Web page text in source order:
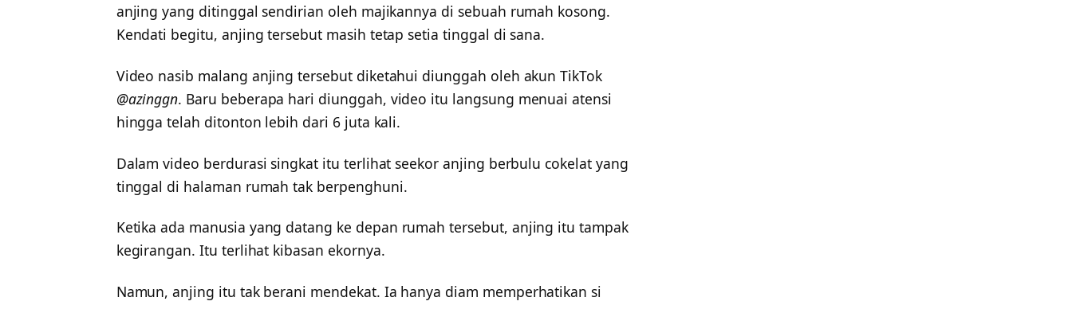
anjing yang ditinggal sendirian oleh majikannya di sebuah rumah kosong.
Kendati begitu, anjing tersebut masih tetap setia tinggal di sana.
Video nasib malang anjing tersebut diketahui diunggah oleh akun TikTok
@azinggn. Baru beberapa hari diunggah, video itu langsung menuai atensi
hingga telah ditonton lebih dari 6 juta kali.
Dalam video berdurasi singkat itu terlihat seekor anjing berbulu cokelat yang
tinggal di halaman rumah tak berpenghuni.
Ketika ada manusia yang datang ke depan rumah tersebut, anjing itu tampak
kegirangan. Itu terlihat kibasan ekornya.
Namun, anjing itu tak berani mendekat. Ia hanya diam memperhatikan si